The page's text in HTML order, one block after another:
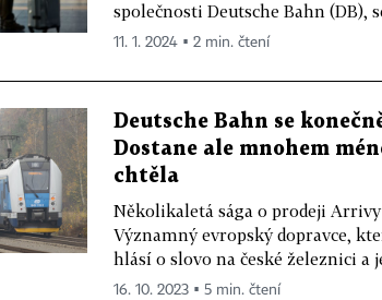
společnosti Deutsche Bahn (DB),
11. 1. 2024 ▪ 2 min. čtení
Deutsche Bahn se
Dostane ale mnohem
chtěla
Několikaletá sága o prodeji
Významný evropský dopravce,
hlásí o slovo na české železnici a
16. 10. 2023 ▪ 5 min. čtení